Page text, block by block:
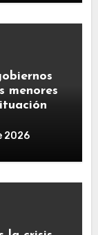
menores
2026